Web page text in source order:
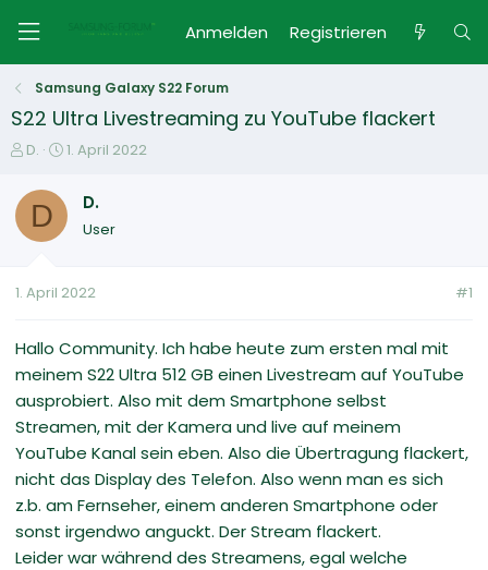
Anmelden Registrieren
Samsung Galaxy S22 Forum
S22 Ultra Livestreaming zu YouTube flackert
E
s
e
e
D.
E
t
t
m
1. April 2022
D D.
User
1. April 2022 #1
Hallo Community. Ich habe heute zum ersten mal mit
meinem S22 Ultra 512 GB einen Livestream auf YouTube
ausprobiert. Also mit dem Smartphone selbst
Streamen, mit der Kamera und live auf meinem
YouTube Kanal sein eben. Also die Übertragung flackert,
nicht das Display des Telefon. Also wenn man es sich
z.b. am Fernseher, einem anderen Smartphone oder
sonst irgendwo anguckt. Der Stream flackert.
Leider war während des Streamens, egal welche